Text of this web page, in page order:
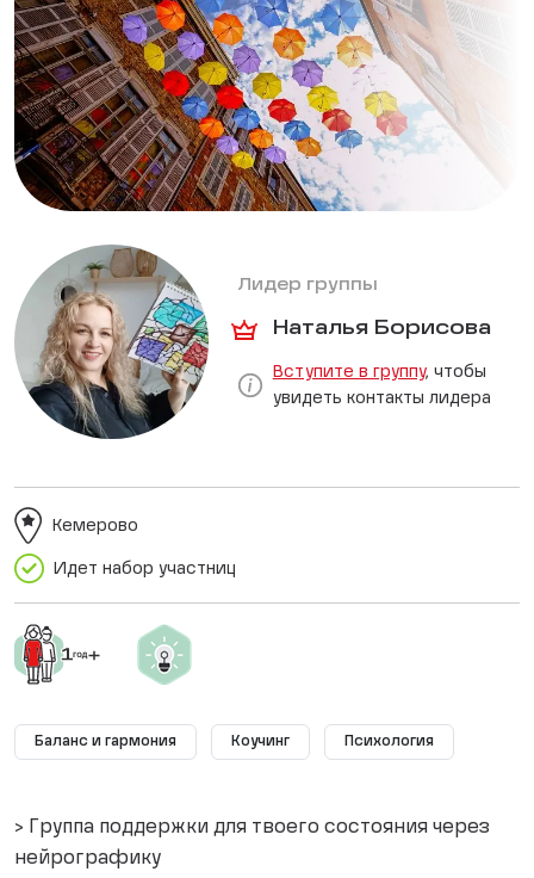
Лидер группы
Наталья Борисова
Вступите в группу, чтобы
увидеть контакты лидера
Идет набор участниц
Кемерово
Баланс и гармония Коучинг Психология
> Группа поддержки для твоего состояния через
нейрографику